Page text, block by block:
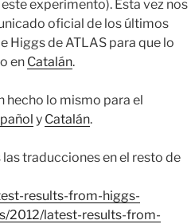
experimento). Esta vez nos
oficial de los últimos
Higgs de ATLAS para que lo
en Catalán.
hecho lo mismo para el
y Catalán.
traducciones en el resto de
results-from-higgs-
2012/latest-results-from-